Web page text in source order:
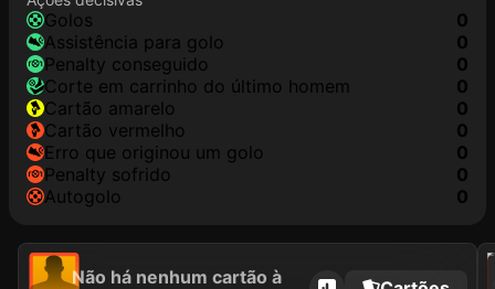
golos
0
assistência para golo
0
penalty conseguido
0
corte em carrinho do último homem
0
cartão amarelo
0
cartão vermelho
0
erro que originou um golo
0
penalty sofrido
0
autogolo
0
Não há nenhum cartão à
2023